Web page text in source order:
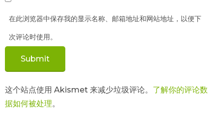
在此浏览器中保存我的显示名称、邮箱地址和网站地址，以便下
次评论时使用。
这个站点使用 Akismet 来减少垃圾评论。 了解你的评论数
据如何被处理。